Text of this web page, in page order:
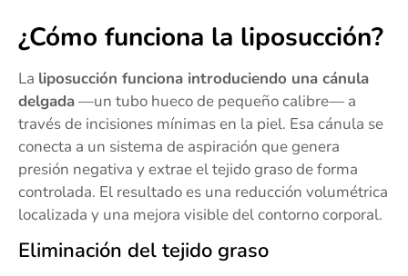
¿Cómo funciona la liposucción?
La liposucción funciona introduciendo una cánula
delgada—un tubo hueco de pequeño calibre— a
través de incisiones mínimas en la piel. Esa cánula se
conecta a un sistema de aspiración que genera
presión negativa y extrae el tejido graso de forma
controlada. El resultado es una reducción volumétrica
localizada y una mejora visible del contorno corporal.
Eliminación del tejido graso